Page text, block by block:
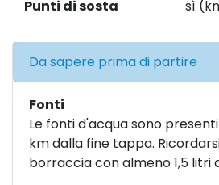
Punti di sosta
sì
Da sapere prima di partire
Fonti
Le fonti d'acqua sono presenti
km dalla fine tappa.
borraccia con almeno 1,5 litri